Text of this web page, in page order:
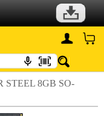
STEEL 8GB SO-